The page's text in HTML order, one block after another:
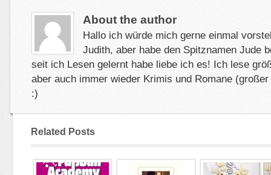
About the author
Hallo ich würde mich gerne einmal
Judith, aber habe den Spitznamen Jude
seit ich Lesen gelernt habe liebe ich es! Ich lese
aber auch immer wieder Krimis und Romane
:)
Related Posts